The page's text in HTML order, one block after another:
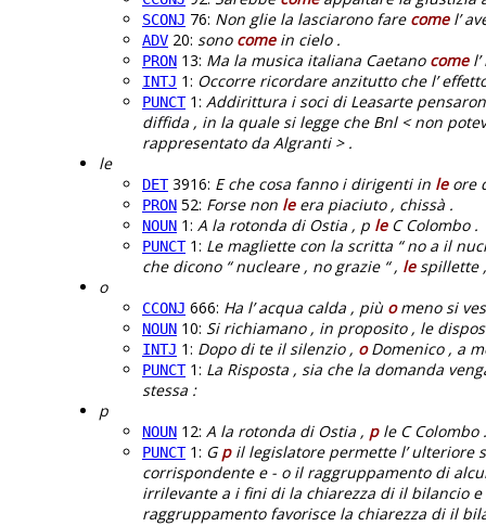
SCONJ 76: Non glie la lasciarono fare comel’
ADV 20: sono comein cielo .
PRON 13: Ma la musica italiana Caetano comel’
INTJ 1: Occorre ricordare anzitutto che l’
PUNCT1: Addirittura i soci di Leasarte
diffida , in la quale si legge che Bnl < non
rappresentato da Algranti > .
le
DET3916: E che cosa fanno i dirigenti in leore
PRON 52: Forse non leera piaciuto , chissà .
NOUN 1: A la rotonda di Ostia , p leC Colombo .
PUNCT1: Le magliette con la scritta “ no a il
che dicono “ nucleare , no grazie “ , lespillette ,
o
CCONJ 666: Ha l’ acqua calda , più omeno si
NOUN 10: Si richiamano , in proposito , le
INTJ 1: Dopo di te il silenzio , oDomenico , a
PUNCT1: La Risposta , sia che la domanda
stessa :
p
NOUN 12: A la rotonda di Ostia , ple C Colombo .
PUNCT1: Gpil legislatore permette l’ ulteriore
corrispondente e - o il raggruppamento di
irrilevante a i fini di la chiarezza di il bilancio
raggruppamento favorisce la chiarezza di il